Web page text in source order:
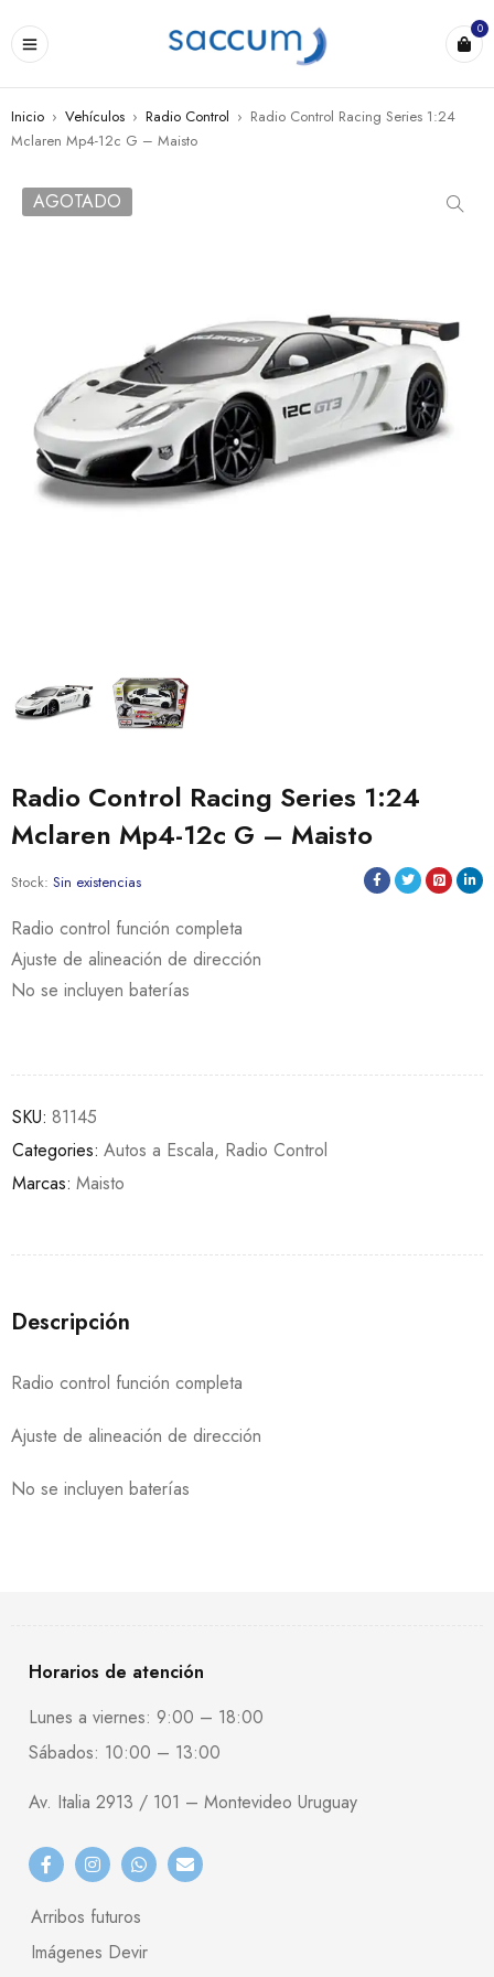
0
Inicio › Vehículos › Radio Control › Radio Control Racing Series 1:24
Mclaren Mp4-12c G – Maisto
AGOTADO
Radio Control Racing Series 1:24
Mclaren Mp4-12c G – Maisto
Stock: Sin existencias
Radio control función completa
Ajuste de alineación de dirección
No se incluyen baterías
SKU: 81145
Categories: Autos a Escala, Radio Control
Marcas: Maisto
Descripción
Radio control función completa
Ajuste de alineación de dirección
No se incluyen baterías
Horarios de atención
Lunes a viernes: 9:00 – 18:00
Sábados: 10:00 – 13:00
Av. Italia 2913 / 101 – Montevideo Uruguay
Arribos futuros
Imágenes Devir